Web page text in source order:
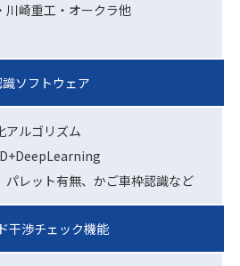
川崎重工・オークラ他
識ソフトウェア
アルゴリズム
パレット有無、かご車枠認識など
干渉チェック機能